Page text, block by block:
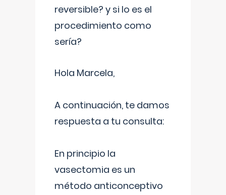
reversible? y si lo es el
procedimiento como
sería?
Hola Marcela,
A continuación, te damos
respuesta a tu consulta:
En principio la
vasectomia es un
método anticonceptivo